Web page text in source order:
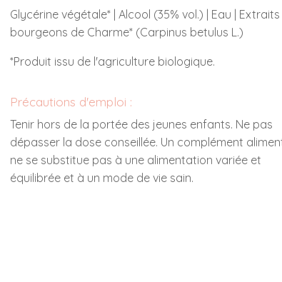
Glycérine végétale* | Alcool (35% vol.) | Eau |
bourgeons de Charme* (Carpinus betulus L.)
*Produit issu de l'agriculture biologique.
Précautions d'emploi :
Tenir hors de la portée des jeunes enfants. Ne pas
dépasser la dose conseillée. Un complément
ne se substitue pas à une alimentation variée et
équilibrée et à un mode de vie sain.